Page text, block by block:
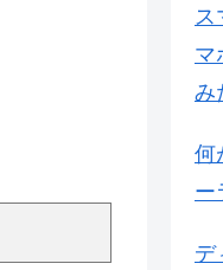
ス
マ
み
何
ー
デ